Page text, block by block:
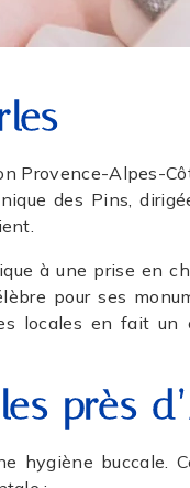
Provence-Alpes-
des Pins,
à une prise en
pour ses
locales en fait un
près
hygiène buccale.